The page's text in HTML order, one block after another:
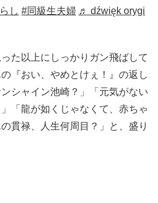
し #同級生夫婦 ♬ dźwięk orygi
た以上にしっかりガン飛ばして
『おい、やめとけぇ！』の返し
シャイン池崎？」「元気がない
「龍が如くじゃなくて、赤ちゃ
貫禄、人生何周目？」と、盛り